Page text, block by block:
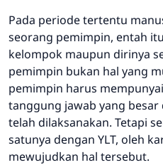
Pada periode tertentu
seorang pemimpin, entah
kelompok maupun dirinya
pemimpin bukan hal yang
pemimpin harus
tanggung jawab yang besar
telah dilaksanakan. Tetapi
satunya dengan YLT, oleh
mewujudkan hal tersebut.